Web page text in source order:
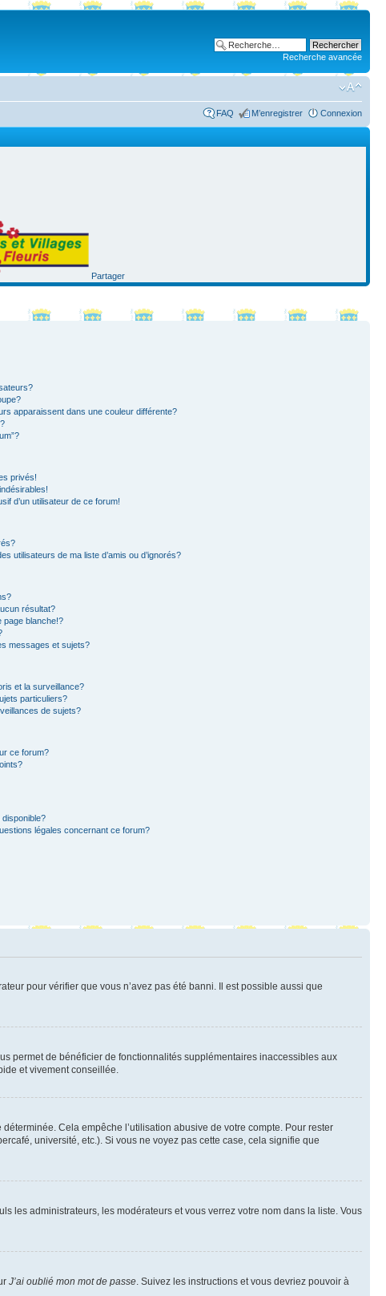
Recherche avancée
FAQ M’enregistrer Connexion
Partager
apparaissent dans une couleur différente?
privés!
d’un utilisateur de ce forum!
utilisateurs de ma liste d’amis ou d’ignorés?
résultat?
page blanche!?
messages et sujets?
et la surveillance?
particuliers?
de sujets?
ce forum?
disponible?
légales concernant ce forum?
pour vérifier que vous n’avez pas été banni. Il est possible aussi que
permet de bénéficier de fonctionnalités supplémentaires inaccessibles aux
et vivement conseillée.
Cela empêche l’utilisation abusive de votre compte. Pour rester
université, etc.). Si vous ne voyez pas cette case, cela signifie que
les administrateurs, les modérateurs et vous verrez votre nom dans la liste. Vous
J’ai oublié mon mot de passe . Suivez les instructions et vous devriez pouvoir à